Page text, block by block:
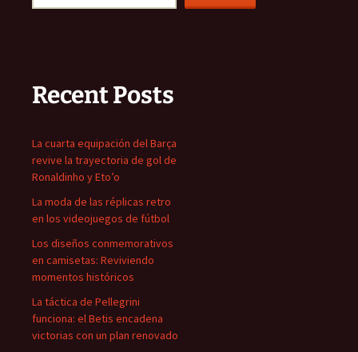
Recent Posts
La cuarta equipación del Barça
revive la trayectoria de gol de
Ronaldinho y Eto’o
La moda de las réplicas retro
en los videojuegos de fútbol
Los diseños conmemorativos
en camisetas: Reviviendo
momentos históricos
La táctica de Pellegrini
funciona: el Betis encadena
victorias con un plan renovado